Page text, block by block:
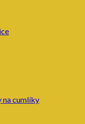
na cumlíky